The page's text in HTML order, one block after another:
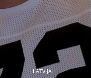
LATVIJA